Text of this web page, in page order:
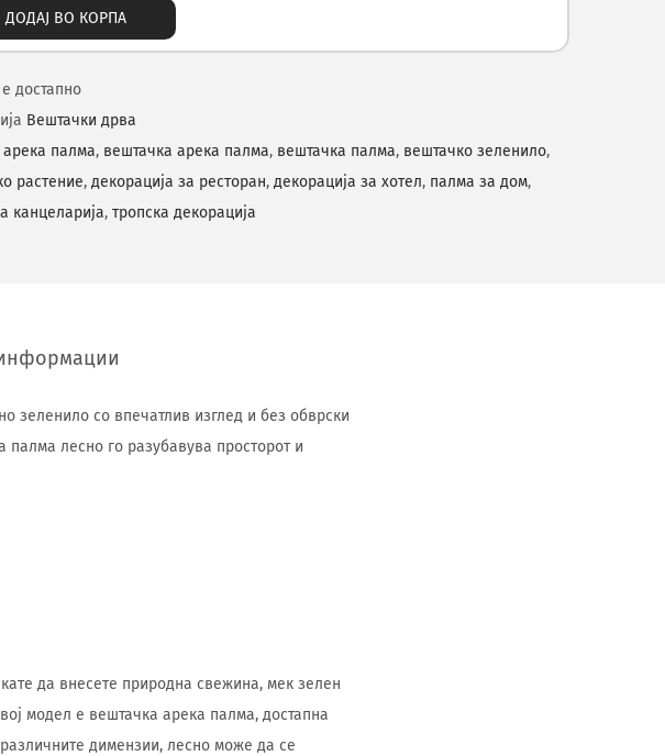
ДОДАЈ ВО КОРПА
достапно
Вештачки дрва
арека палма, вештачка арека палма, вештачка палма, вештачко зеленило,
растение, декорација за ресторан, декорација за хотел, палма за дом,
канцеларија, тропска декорација
зеленило со впечатлив изглед и без обврски
лесно го разубавува просторот и
да внесете природна свежина, мек зелен
модел е вештачка арека палма, достапна
димензии, лесно може да се